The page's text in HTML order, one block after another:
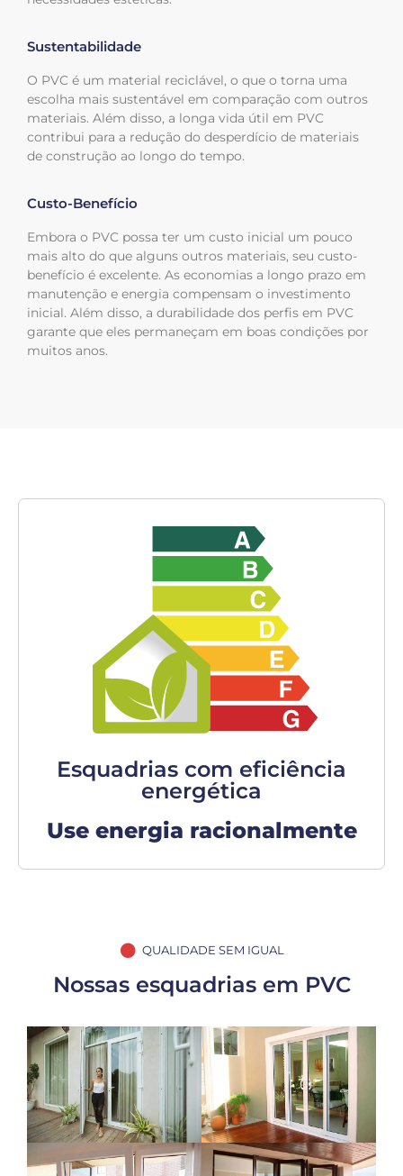
Sustentabilidade
O PVC é um material reciclável, o que o torna uma
escolha mais sustentável em comparação com outros
materiais. Além disso, a longa vida útil em PVC
contribui para a redução do desperdício de materiais
de construção ao longo do tempo.
Custo-Benefício
Embora o PVC possa ter um custo inicial um pouco
mais alto do que alguns outros materiais, seu custo-
benefício é excelente. As economias a longo prazo em
manutenção e energia compensam o investimento
inicial. Além disso, a durabilidade dos perfis em PVC
garante que eles permaneçam em boas condições por
muitos anos.
Esquadrias com eficiência
energética
Use energia racionalmente
QUALIDADE SEM IGUAL
Nossas esquadrias em PVC